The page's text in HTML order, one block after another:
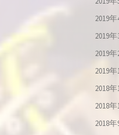
2019年
2019年
2019年
2019年
2018年
2018年
2018年